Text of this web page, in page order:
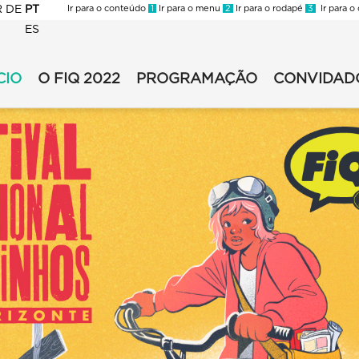
DE PT
ES
Ir para o conteúdo 1 Ir para o menu 2 Ir para o rodapé 3 Ir para o
O FIQ 2022 PROGRAMAÇÃO